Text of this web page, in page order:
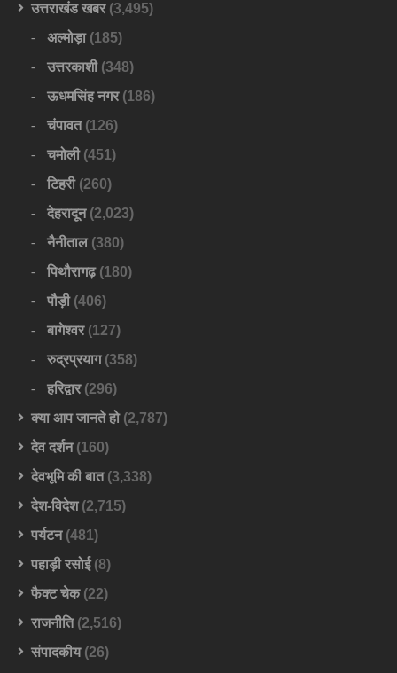
उत्तराखंड खबर(3,495)
अल्मोड़ा(185)
उत्तरकाशी(348)
ऊधमसिंह नगर(186)
चंपावत(126)
चमोली(451)
टिहरी(260)
देहरादून(2,023)
नैनीताल(380)
पिथौरागढ़(180)
पौड़ी(406)
बागेश्वर(127)
रुद्रप्रयाग(358)
हरिद्वार(296)
क्या आप जानते हो(2,787)
देव दर्शन(160)
देवभूमि की बात(3,338)
देश-विदेश(2,715)
पर्यटन(481)
पहाड़ी रसोई(8)
फैक्ट चेक(22)
राजनीति(2,516)
संपादकीय(26)